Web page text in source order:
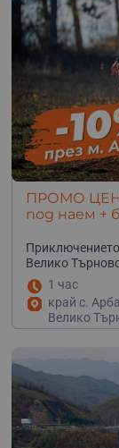
ПРОМО
под наем +
Велико
1 час
край с.
Велико